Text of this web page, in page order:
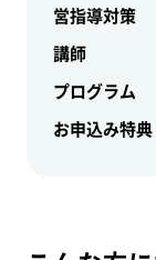
営指導対策
講師
プログラム
お申込み特典